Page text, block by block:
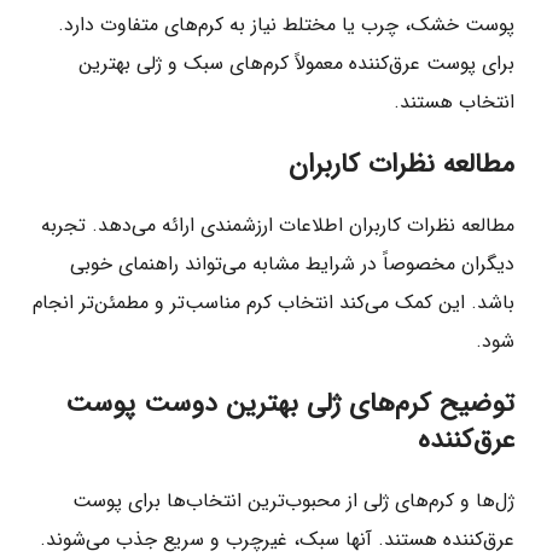
پوست خشک، چرب یا مختلط نیاز به کرم‌های متفاوت دارد.
برای پوست عرق‌کننده معمولاً کرم‌های سبک و ژلی بهترین
انتخاب هستند.
مطالعه نظرات کاربران
مطالعه نظرات کاربران اطلاعات ارزشمندی ارائه می‌دهد. تجربه
دیگران مخصوصاً در شرایط مشابه می‌تواند راهنمای خوبی
باشد. این کمک می‌کند انتخاب کرم مناسب‌تر و مطمئن‌تر انجام
شود.
توضیح کرم‌های ژلی بهترین دوست پوست
عرق‌کننده
ژل‌ها و کرم‌های ژلی از محبوب‌ترین انتخاب‌ها برای پوست
عرق‌کننده هستند. آنها سبک، غیرچرب و سریع جذب می‌شوند.